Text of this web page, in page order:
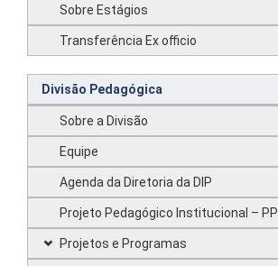
Sobre Estágios
Transferência Ex officio
Divisão Pedagógica
Sobre a Divisão
Equipe
Agenda da Diretoria da DIP
Projeto Pedagógico Institucional – PPI
Projetos e Programas